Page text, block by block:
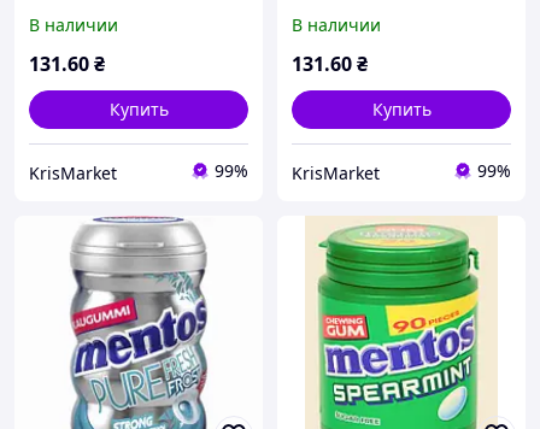
В наличии
131.60₴
Купить
KrisMarket 99%
В наличии
131.60₴
Купить
KrisMarket 99%